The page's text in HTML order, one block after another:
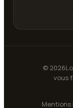
© 2026
vous
Mentions